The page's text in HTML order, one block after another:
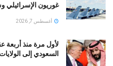
غوريون
أغسطس 7, 2026
لأول مرة منذ أربعة
السعودي إلى